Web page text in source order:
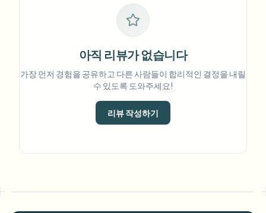
아직 리뷰가 없습니다
가장 먼저 경험을 공유하고 다른 사람들이 합리적인 결정을 내릴
수 있도록 도와주세요!
리뷰 작성하기